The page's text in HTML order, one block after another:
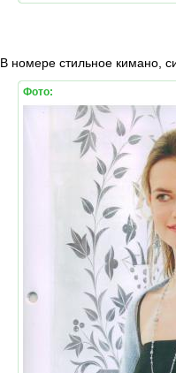
В номере стильное кимано,
Фото: